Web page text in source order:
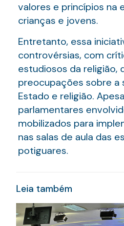
valores e princípios na
crianças e jovens.
Entretanto, essa
controvérsias, com
estudiosos da religião,
preocupações sobre a
Estado e religião.
parlamentares
mobilizados para
nas salas de aula das
potiguares.
Leia também